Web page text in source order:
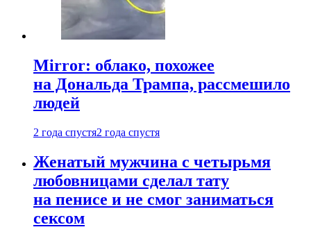
Mirror: облако, похожее
на Дональда Трампа, рассмешило
людей
2 года спустя2 года спустя
Женатый мужчина с четырьмя
любовницами сделал тату
на пенисе и не смог заниматься
сексом